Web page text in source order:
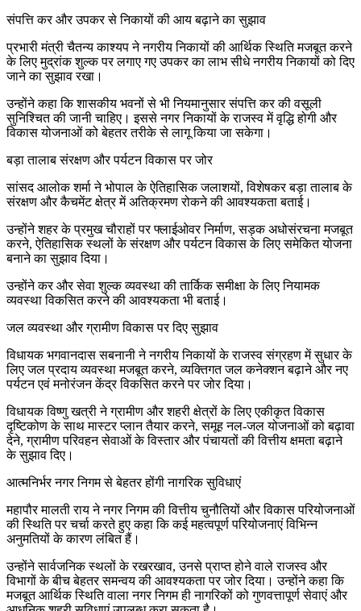
संपत्ति कर और उपकर से निकायों की आय बढ़ाने का सुझाव
प्रभारी मंत्री चैतन्य काश्यप ने नगरीय निकायों की आर्थिक स्थिति मजबूत करने
के लिए मुद्रांक शुल्क पर लगाए गए उपकर का लाभ सीधे नगरीय निकायों को दिए
जाने का सुझाव रखा।
उन्होंने कहा कि शासकीय भवनों से भी नियमानुसार संपत्ति कर की वसूली
सुनिश्चित की जानी चाहिए। इससे नगर निकायों के राजस्व में वृद्धि होगी और
विकास योजनाओं को बेहतर तरीके से लागू किया जा सकेगा।
बड़ा तालाब संरक्षण और पर्यटन विकास पर जोर
सांसद आलोक शर्मा ने भोपाल के ऐतिहासिक जलाशयों, विशेषकर बड़ा तालाब के
संरक्षण और कैचमेंट क्षेत्र में अतिक्रमण रोकने की आवश्यकता बताई।
उन्होंने शहर के प्रमुख चौराहों पर फ्लाईओवर निर्माण, सड़क अधोसंरचना मजबूत
करने, ऐतिहासिक स्थलों के संरक्षण और पर्यटन विकास के लिए समेकित योजना
बनाने का सुझाव दिया।
उन्होंने कर और सेवा शुल्क व्यवस्था की तार्किक समीक्षा के लिए नियामक
व्यवस्था विकसित करने की आवश्यकता भी बताई।
जल व्यवस्था और ग्रामीण विकास पर दिए सुझाव
विधायक भगवानदास सबनानी ने नगरीय निकायों के राजस्व संग्रहण में सुधार के
लिए जल प्रदाय व्यवस्था मजबूत करने, व्यक्तिगत जल कनेक्शन बढ़ाने और नए
पर्यटन एवं मनोरंजन केंद्र विकसित करने पर जोर दिया।
विधायक विष्णु खत्री ने ग्रामीण और शहरी क्षेत्रों के लिए एकीकृत विकास
दृष्टिकोण के साथ मास्टर प्लान तैयार करने, समूह नल-जल योजनाओं को बढ़ावा
देने, ग्रामीण परिवहन सेवाओं के विस्तार और पंचायतों की वित्तीय क्षमता बढ़ाने
के सुझाव दिए।
आत्मनिर्भर नगर निगम से बेहतर होंगी नागरिक सुविधाएं
महापौर मालती राय ने नगर निगम की वित्तीय चुनौतियों और विकास परियोजनाओं
की स्थिति पर चर्चा करते हुए कहा कि कई महत्वपूर्ण परियोजनाएं विभिन्न
अनुमतियों के कारण लंबित हैं।
उन्होंने सार्वजनिक स्थलों के रखरखाव, उनसे प्राप्त होने वाले राजस्व और
विभागों के बीच बेहतर समन्वय की आवश्यकता पर जोर दिया। उन्होंने कहा कि
मजबूत आर्थिक स्थिति वाला नगर निगम ही नागरिकों को गुणवत्तापूर्ण सेवाएं और